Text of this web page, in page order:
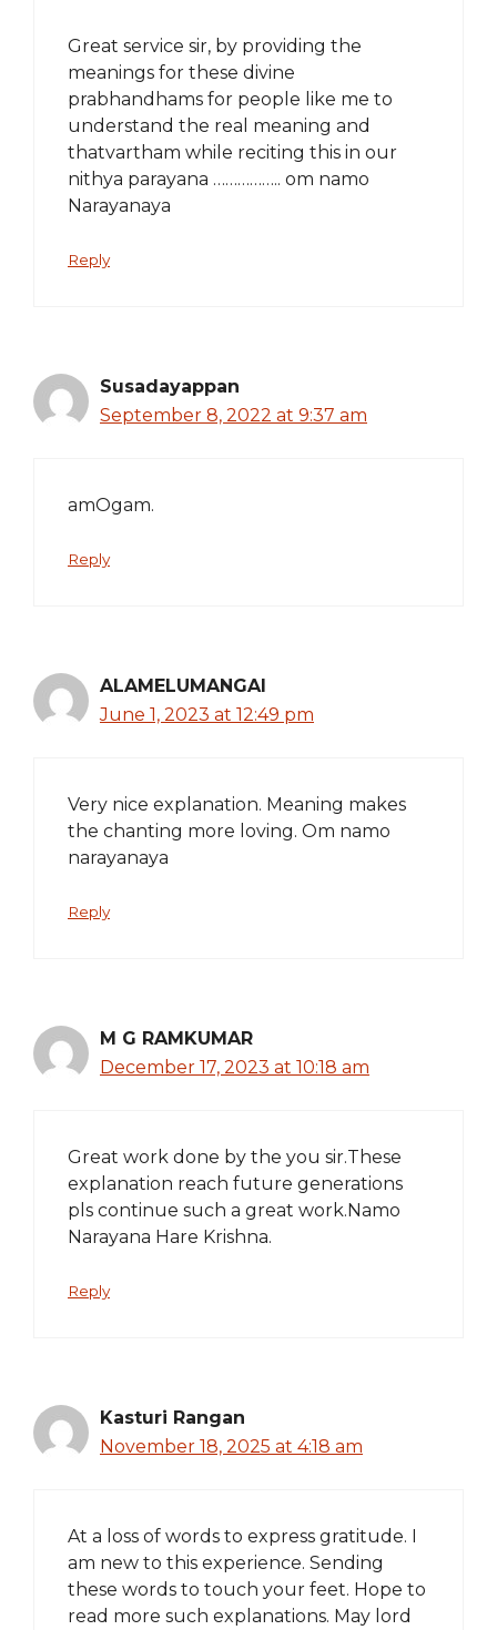
Great service sir, by providing the
meanings for these divine
prabhandhams for people like me to
understand the real meaning and
thatvartham while reciting this in our
nithya parayana …………….. om namo
Narayanaya
Reply
Susadayappan
September 8, 2022 at 9:37 am
amOgam.
Reply
ALAMELUMANGAI
June 1, 2023 at 12:49 pm
Very nice explanation. Meaning makes
the chanting more loving. Om namo
narayanaya
Reply
M G RAMKUMAR
December 17, 2023 at 10:18 am
Great work done by the you sir.These
explanation reach future generations
pls continue such a great work.Namo
Narayana Hare Krishna.
Reply
Kasturi Rangan
November 18, 2025 at 4:18 am
At a loss of words to express gratitude. I
am new to this experience. Sending
these words to touch your feet. Hope to
read more such explanations. May lord